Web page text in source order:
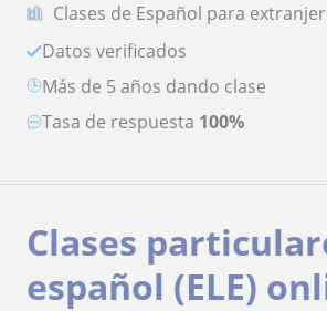
Clases de Español para
Datos verificados
más de 5 años dando clase
Tasa de respuesta 100%
Clases
español (ELE)